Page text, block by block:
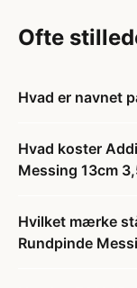
Ofte
Hvad er navnet
Hvad koster
Messing 13cm
Hvilket mærke
Rundpinde